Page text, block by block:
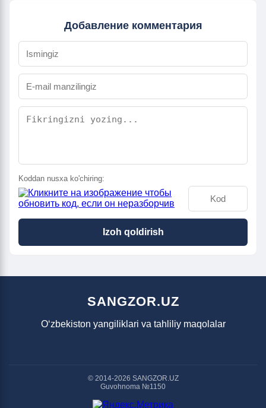
Добавление комментария
Koddan nusxa ko'chiring:
Izoh qoldirish
SANGZOR.UZ
O‘zbekiston yangiliklari va tahliliy maqolalar
© 2014-2026 SANGZOR.UZ
Guvohnoma №1150